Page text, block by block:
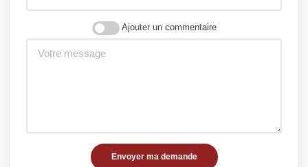
Ajouter un commentaire
Envoyer ma demande